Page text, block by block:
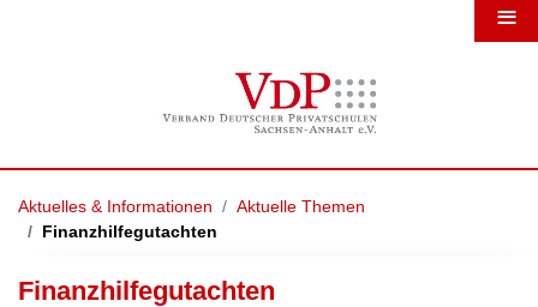
Aktuelles & Informationen
Aktuelle Themen
Finanzhilfegutachten
Finanzhilfegutachten
≡